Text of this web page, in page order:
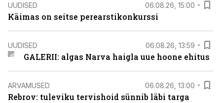
UUDISED 06.08.26, 15:00
Käimas on seitse perearstikonkurssi
UUDISED 06.08.26, 13:59
GALERII: algas Narva haigla uue hoone ehitus
ARVAMUSED 06.08.26, 13:00
Rebrov: tuleviku tervishoid sünnib läbi targa